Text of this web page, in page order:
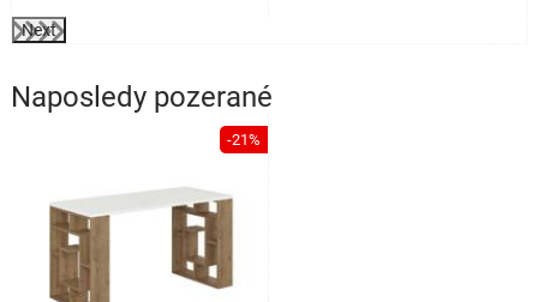
Next
Naposledy pozerané
-21%